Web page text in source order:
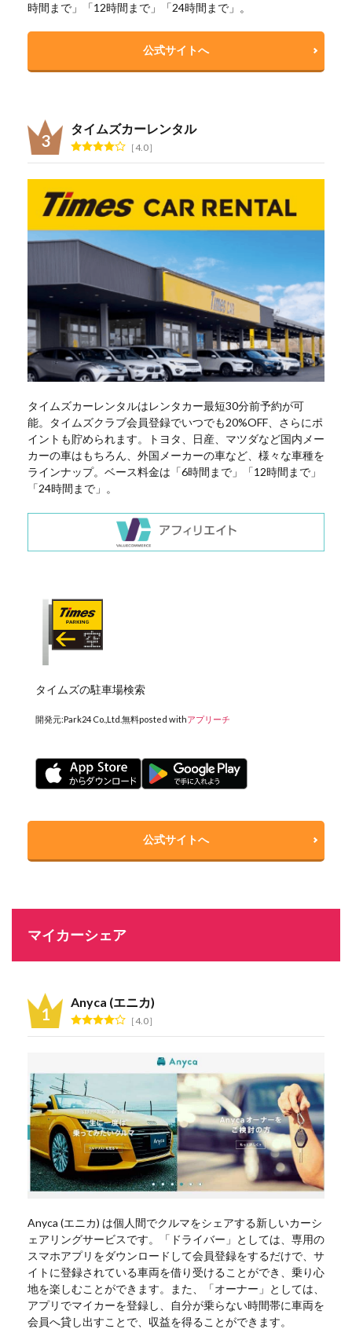
時間まで」「12時間まで」「24時間まで」。
公式サイトへ
タイムズカーレンタル
4.0
タイムズカーレンタルはレンタカー最短30分前予約が可
能。タイムズクラブ会員登録でいつでも20%OFF、さらにポ
イントも貯められます。トヨタ、日産、マツダなど国内メー
カーの車はもちろん、外国メーカーの車など、様々な車種を
ラインナップ。ベース料金は「6時間まで」「12時間まで」
「24時間まで」。
タイムズの駐車場検索
開発元:Park24 Co.,Ltd. 無料posted withアプリーチ
公式サイトへ
マイカーシェア
Anyca (エニカ)
4.0
Anyca (エニカ) は個人間でクルマをシェアする新しいカーシ
ェアリングサービスです。「ドライバー」としては、専用の
スマホアプリをダウンロードして会員登録をするだけで、サ
イトに登録されている車両を借り受けることができ、乗り心
地を楽しむことができます。また、「オーナー」としては、
アプリでマイカーを登録し、自分が乗らない時間帯に車両を
会員へ貸し出すことで、収益を得ることができます。